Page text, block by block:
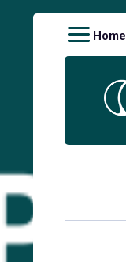
Home